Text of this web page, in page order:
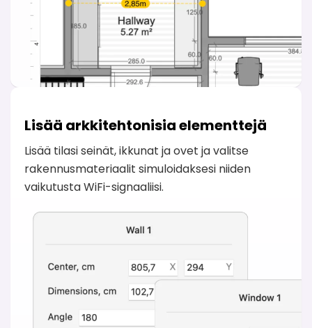
Lisää arkkitehtonisia elementtejä
Lisää tilasi seinät, ikkunat ja ovet ja valitse
rakennusmateriaalit simuloidaksesi niiden
vaikutusta WiFi-signaaliisi.